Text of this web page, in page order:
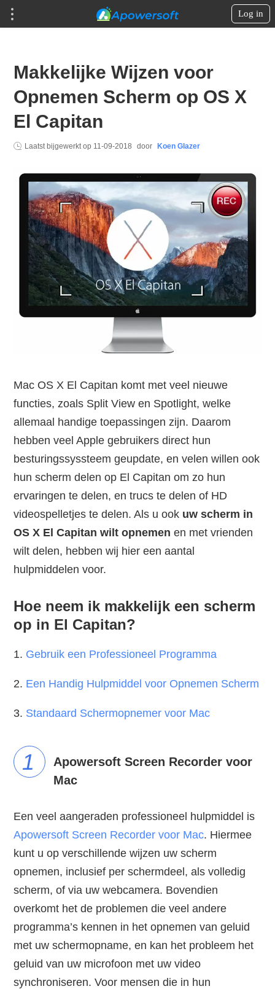
Log in
Makkelijke Wijzen voor
Opnemen Scherm op OS X
El Capitan
Laatst bijgewerkt op 11-09-2018 door Koen Glazer
Mac OS X El Capitan komt met veel nieuwe
functies, zoals Split View en Spotlight, welke
allemaal handige toepassingen zijn. Daarom
hebben veel Apple gebruikers direct hun
besturingssyssteem geupdate, en velen willen ook
hun scherm delen op El Capitan om zo hun
ervaringen te delen, en trucs te delen of HD
videospelletjes te delen. Als u ook uw scherm in
OS X El Capitan wilt opnemen en met vrienden
wilt delen, hebben wij hier een aantal
hulpmiddelen voor.
Hoe neem ik makkelijk een scherm
op in El Capitan?
1. Gebruik een Professioneel Programma
2. Een Handig Hulpmiddel voor Opnemen Scherm
3. Standaard Schermopnemer voor Mac
1
Apowersoft Screen Recorder voor
Mac
Een veel aangeraden professioneel hulpmiddel is
Apowersoft Screen Recorder voor Mac. Hiermee
kunt u op verschillende wijzen uw scherm
opnemen, inclusief per schermdeel, als volledig
scherm, of via uw webcamera. Bovendien
overkomt het de problemen die veel andere
programma’s kennen in het opnemen van geluid
met uw schermopname, en kan het probleem het
geluid van uw microfoon met uw video
synchroniseren. Voor mensen die in hun